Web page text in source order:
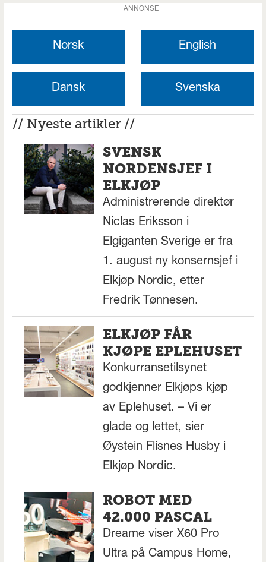
ANNONSE
Norsk English
Dansk Svenska
// Nyeste artikler //
SVENSK
NORDENSJEF I
ELKJØP
Administrerende direktør
Niclas Eriksson i
Elgiganten Sverige er fra
1. august ny konsernsjef i
Elkjøp Nordic, etter
Fredrik Tønnesen.
ELKJØP FÅR
KJØPE EPLEHUSET
Konkurransetilsynet
godkjenner Elkjøps kjøp
av Eplehuset. – Vi er
glade og lettet, sier
Øystein Flisnes Husby i
Elkjøp Nordic.
ROBOT MED
42.000 PASCAL
Dreame viser X60 Pro
Ultra på Campus Home,